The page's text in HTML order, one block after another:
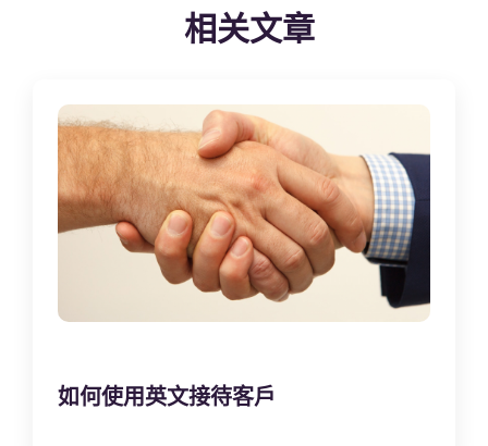
相关文章
如何使用英文接待客戶